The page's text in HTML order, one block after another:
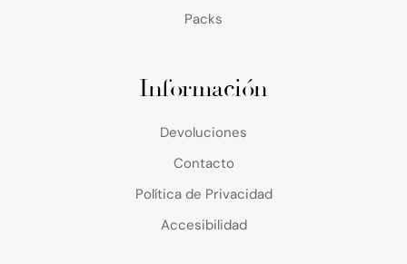
Packs
Información
Devoluciones
Contacto
Política de Privacidad
Accesibilidad